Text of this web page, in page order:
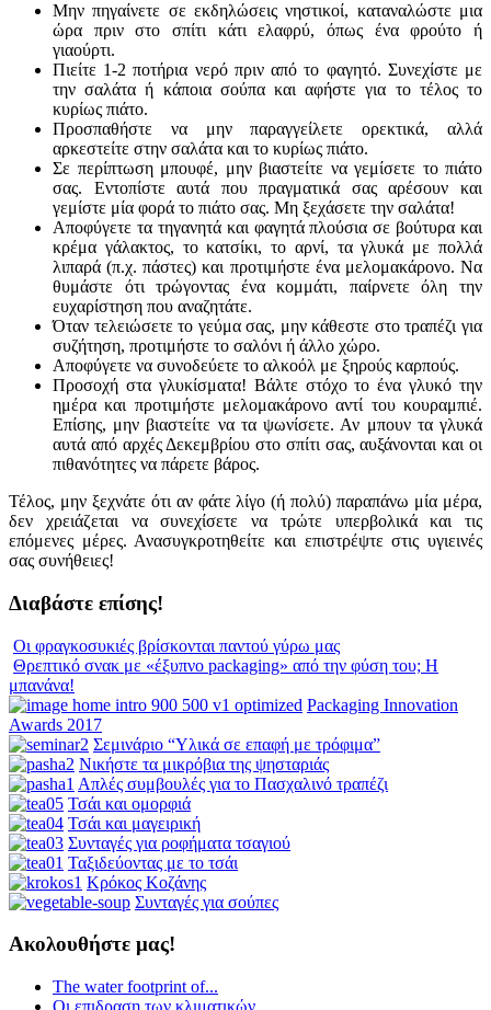
Μην πηγαίνετε σε εκδηλώσεις νηστικοί, καταναλώστε μια
ώρα πριν στο σπίτι κάτι ελαφρύ, όπως ένα φρούτο ή
γιαούρτι.
Πιείτε 1-2 ποτήρια νερό πριν από το φαγητό. Συνεχίστε με
την σαλάτα ή κάποια σούπα και αφήστε για το τέλος το
κυρίως πιάτο.
Προσπαθήστε να μην παραγγείλετε ορεκτικά, αλλά
αρκεστείτε στην σαλάτα και το κυρίως πιάτο.
Σε περίπτωση μπουφέ, μην βιαστείτε να γεμίσετε το πιάτο
σας. Εντοπίστε αυτά που πραγματικά σας αρέσουν και
γεμίστε μία φορά το πιάτο σας. Μη ξεχάσετε την σαλάτα!
Αποφύγετε τα τηγανητά και φαγητά πλούσια σε βούτυρα και
κρέμα γάλακτος, το κατσίκι, το αρνί, τα γλυκά με πολλά
λιπαρά (π.χ. πάστες) και προτιμήστε ένα μελομακάρονο. Να
θυμάστε ότι τρώγοντας ένα κομμάτι, παίρνετε όλη την
ευχαρίστηση που αναζητάτε.
Όταν τελειώσετε το γεύμα σας, μην κάθεστε στο τραπέζι για
συζήτηση, προτιμήστε το σαλόνι ή άλλο χώρο.
Αποφύγετε να συνοδεύετε το αλκοόλ με ξηρούς καρπούς.
Προσοχή στα γλυκίσματα! Βάλτε στόχο το ένα γλυκό την
ημέρα και προτιμήστε μελομακάρονο αντί του κουραμπιέ.
Επίσης, μην βιαστείτε να τα ψωνίσετε. Αν μπουν τα γλυκά
αυτά από αρχές Δεκεμβρίου στο σπίτι σας, αυξάνονται και οι
πιθανότητες να πάρετε βάρος.
Τέλος, μην ξεχνάτε ότι αν φάτε λίγο (ή πολύ) παραπάνω μία μέρα,
δεν χρειάζεται να συνεχίσετε να τρώτε υπερβολικά και τις
επόμενες μέρες. Ανασυγκροτηθείτε και επιστρέψτε στις υγιεινές
σας συνήθειες!
Διαβάστε επίσης!
Οι φραγκοσυκιές βρίσκονται παντού γύρω μας
Θρεπτικό σνακ με «έξυπνο packaging» από την φύση του; Η
μπανάνα!
Packaging Innovation
Awards 2017
Σεμινάριο “Υλικά σε επαφή με τρόφιμα”
Νικήστε τα μικρόβια της ψησταριάς
Απλές συμβουλές για το Πασχαλινό τραπέζι
Τσάι και ομορφιά
Τσάι και μαγειρική
Συνταγές για ροφήματα τσαγιού
Ταξιδεύοντας με το τσάι
Κρόκος Κοζάνης
Συνταγές για σούπες
Ακολουθήστε μας!
The water footprint of...
Οι επιδραση των κλιματικών...